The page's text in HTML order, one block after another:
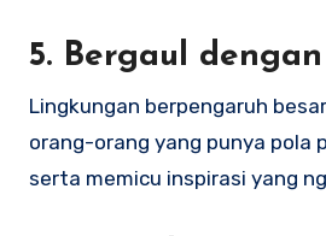
5. Bergaul
Lingkungan berpengaruh
orang-orang yang punya
serta memicu inspirasi yang